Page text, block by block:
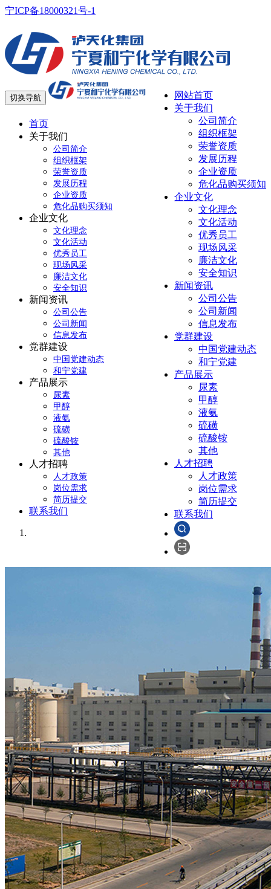
宁ICP备18000321号-1
网站首页
关于我们
公司简介
组织框架
荣誉资质
发展历程
企业资质
危化品购买须知
企业文化
文化理念
文化活动
优秀员工
现场风采
廉洁文化
安全知识
新闻资讯
公司公告
公司新闻
信息发布
党群建设
中国党建动态
和宁党建
产品展示
尿素
甲醇
液氨
硫磺
硫酸铵
其他
人才招聘
人才政策
岗位需求
简历提交
联系我们
切换导航
首页
关于我们
公司简介
组织框架
荣誉资质
发展历程
企业资质
危化品购买须知
企业文化
文化理念
文化活动
优秀员工
现场风采
廉洁文化
安全知识
新闻资讯
公司公告
公司新闻
信息发布
党群建设
中国党建动态
和宁党建
产品展示
尿素
甲醇
液氨
硫磺
硫酸铵
其他
人才招聘
人才政策
岗位需求
简历提交
联系我们